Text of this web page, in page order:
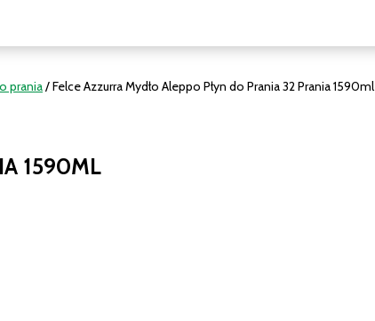
prania/ Felce Azzurra Mydło Aleppo Płyn do Prania 32 Prania 1590ml
1590ML